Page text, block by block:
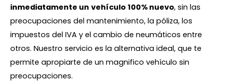
inmediatamente un vehículo 100% nuevo, sin las
preocupaciones del mantenimiento, la póliza, los
impuestos del IVA y el cambio de neumáticos entre
otros. Nuestro servicio es la alternativa ideal, que te
permite apropiarte de un magnifico vehículo sin
preocupaciones.